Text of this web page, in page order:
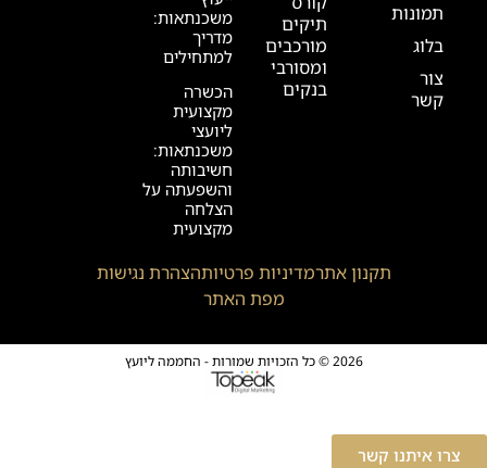
תיקים
מורכבים
ומסורבי
בנקים
משכנתאות:
מדריך
למתחילים
הכשרה
מקצועית
ליועצי
משכנתאות:
חשיבותה
והשפעתה על
הצלחה
מקצועית
תמונות
בלוג
צור
קשר
תקנון אתרמדיניות פרטיותהצהרת נגישות
מפת האתר
2026 © כל הזכויות שמורות - החממה ליועץ
צרו איתנו קשר